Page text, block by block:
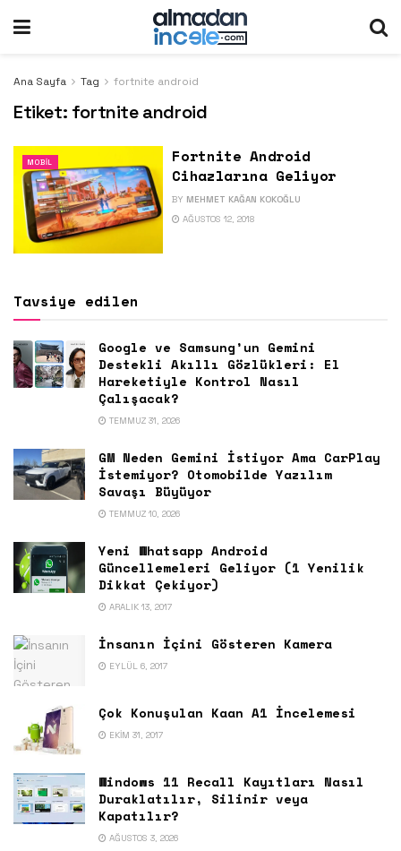
Ana Sayfa Tag fortnite android
Etiket: fortnite android
MOBIL
Fortnite Android
Cihazlarına Geliyor
BY MEHMET KAĞAN KOKOĞLU
AĞUSTOS 12, 2018
Tavsiye edilen
Google ve Samsung’un Gemini
Destekli Akıllı Gözlükleri: El
Hareketiyle Kontrol Nasıl
Çalışacak?
TEMMUZ 31, 2026
GM Neden Gemini İstiyor Ama CarPlay
İstemiyor? Otomobilde Yazılım
Savaşı Büyüyor
TEMMUZ 10, 2026
Yeni Whatsapp Android
Güncellemeleri Geliyor (1 Yenilik
Dikkat Çekiyor)
ARALIK 13, 2017
İnsanın İçini Gösteren Kamera
EYLÜL 6, 2017
Çok Konuşulan Kaan A1 İncelemesi
EKIM 31, 2017
Windows 11 Recall Kayıtları Nasıl
Duraklatılır, Silinir veya
Kapatılır?
AĞUSTOS 3, 2026